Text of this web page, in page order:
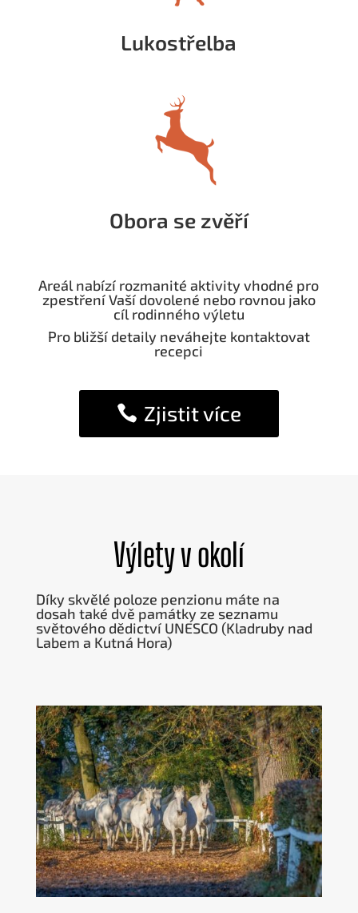
Lukostřelba
Obora se zvěří
Areál nabízí rozmanité aktivity vhodné pro
zpestření Vaší dovolené nebo rovnou jako
cíl rodinného výletu
Pro bližší detaily neváhejte kontaktovat
recepci
Zjistit více
Výlety v okolí
Díky skvělé poloze penzionu máte na
dosah také dvě památky ze seznamu
světového dědictví UNESCO (Kladruby nad
Labem a Kutná Hora)